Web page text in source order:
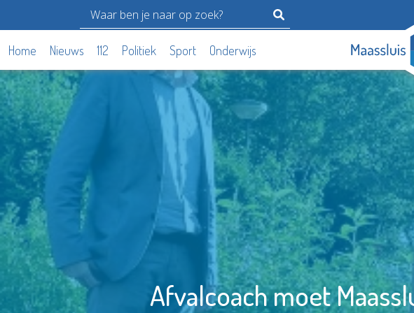
Home Nieuws 112 Politiek Sport Onderwijs
Afvalcoach moet